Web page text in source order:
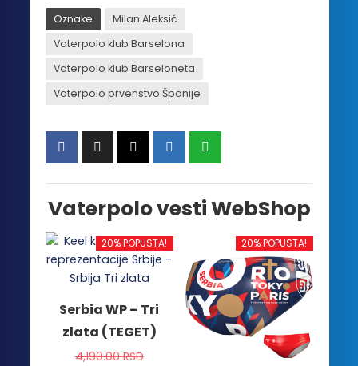
Oznake
Milan Aleksić
Vaterpolo klub Barselona
Vaterpolo klub Barseloneta
Vaterpolo prvenstvo Španije
Vaterpolo vesti WebShop
20% POPUSTA!
Serbia WP – Tri
zlata (TEGET)
4,190.00RSD
20% POPUSTA!